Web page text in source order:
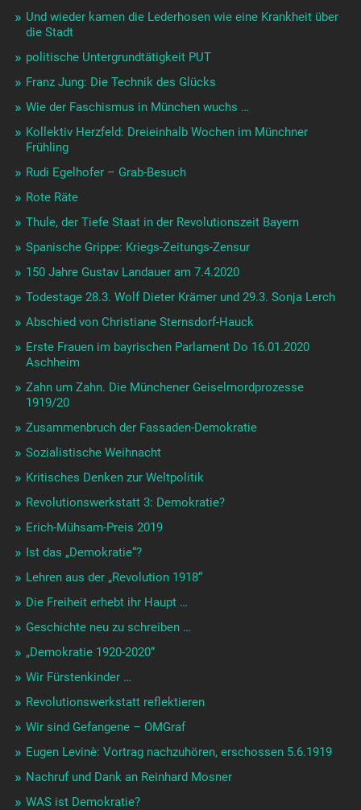
Und wieder kamen die Lederhosen wie eine Krankheit über
die Stadt
politische Untergrundtätigkeit PUT
Franz Jung: Die Technik des Glücks
Wie der Faschismus in München wuchs …
Kollektiv Herzfeld: Dreieinhalb Wochen im Münchner
Frühling
Rudi Egelhofer – Grab-Besuch
Rote Räte
Thule, der Tiefe Staat in der Revolutionszeit Bayern
Spanische Grippe: Kriegs-Zeitungs-Zensur
150 Jahre Gustav Landauer am 7.4.2020
Todestage 28.3. Wolf Dieter Krämer und 29.3. Sonja Lerch
Abschied von Christiane Sternsdorf-Hauck
Erste Frauen im bayrischen Parlament Do 16.01.2020
Aschheim
Zahn um Zahn. Die Münchener Geiselmordprozesse
1919/20
Zusammenbruch der Fassaden-Demokratie
Sozialistische Weihnacht
Kritisches Denken zur Weltpolitik
Revolutionswerkstatt 3: Demokratie?
Erich-Mühsam-Preis 2019
Ist das „Demokratie“?
Lehren aus der „Revolution 1918“
Die Freiheit erhebt ihr Haupt …
Geschichte neu zu schreiben …
„Demokratie 1920-2020“
Wir Fürstenkinder …
Revolutionswerkstatt reflektieren
Wir sind Gefangene – OMGraf
Eugen Levinè: Vortrag nachzuhören, erschossen 5.6.1919
Nachruf und Dank an Reinhard Mosner
WAS ist Demokratie?